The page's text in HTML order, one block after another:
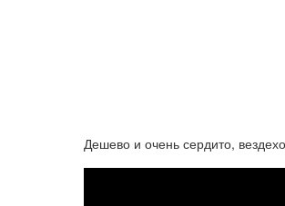
Дешево и очень сердито,